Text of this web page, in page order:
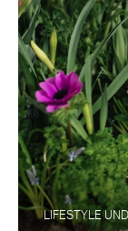
LIFESTYLE